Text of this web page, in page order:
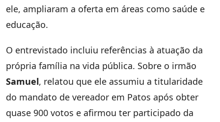
ele, ampliaram a oferta em áreas como saúde e
educação.
O entrevistado incluiu referências à atuação da
própria família na vida pública. Sobre o irmão
Samuel, relatou que ele assumiu a titularidade
do mandato de vereador em Patos após obter
quase 900 votos e afirmou ter participado da